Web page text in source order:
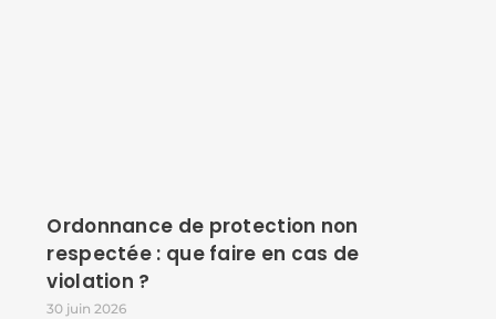
Ordonnance de protection non
respectée : que faire en cas de
violation ?
30 juin 2026